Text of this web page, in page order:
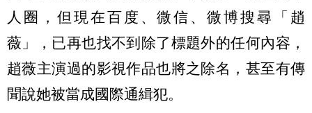
人圈，但現在百度、微信、微博搜尋「趙
薇」，已再也找不到除了標題外的任何內容，
趙薇主演過的影視作品也將之除名，甚至有傳
聞說她被當成國際通緝犯。